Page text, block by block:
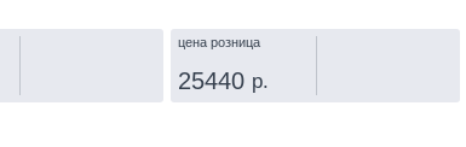
цена розница
25440 р.